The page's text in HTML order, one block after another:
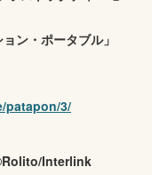
ン・ポータブル」
patapon/3/
Interlink